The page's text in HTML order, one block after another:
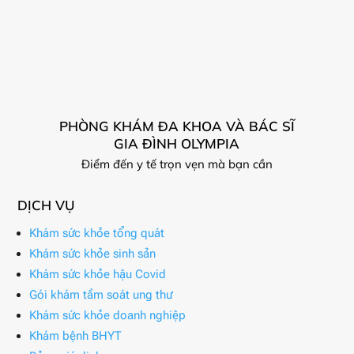
PHÒNG KHÁM ĐA KHOA VÀ BÁC SĨ
GIA ĐÌNH OLYMPIA
Điểm đến y tế trọn vẹn mà bạn cần
DỊCH VỤ
Khám sức khỏe tổng quát
Khám sức khỏe sinh sản
Khám sức khỏe hậu Covid
Gói khám tầm soát ung thư
Khám sức khỏe doanh nghiệp
Khám bệnh BHYT